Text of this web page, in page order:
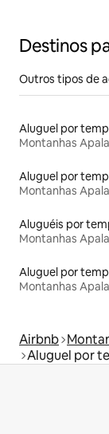
Destinos
Outros tipos de
Montanhas
Montanhas
Montanhas
Montanhas
Airbnb
Aluguel por